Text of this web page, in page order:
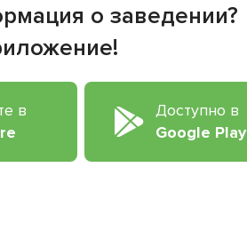
о заведении?
в
Доступно в
Google Play